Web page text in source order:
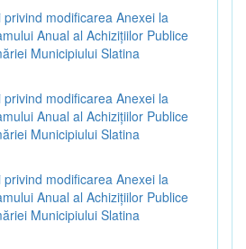
modificarea Anexei la
Anual al Achizițiilor Publice
Municipiului Slatina
modificarea Anexei la
Anual al Achizițiilor Publice
Municipiului Slatina
modificarea Anexei la
Anual al Achizițiilor Publice
Municipiului Slatina